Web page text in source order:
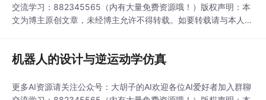
交流学习：882345565（内有大量免费资源哦！）版权声明：本
文为博主原创文章，未经博主允许不得转载。如要转载请与本人联
机器人的设计与逆运动学仿真
更多AI资源请关注公众号：大胡子的AI欢迎各位AI爱好者加入群聊